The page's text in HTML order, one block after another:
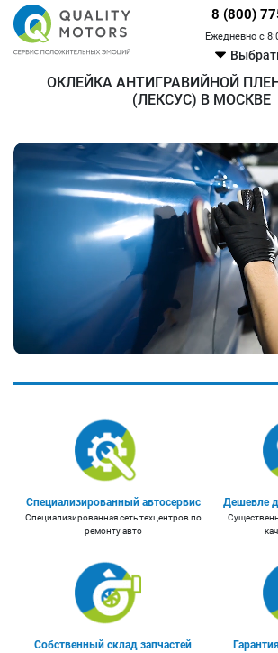
8 (800)
Ежедневно с
ОКЛЕЙКА АНТИГРАВИЙНОЙ
(ЛЕКСУС) В МОСКВЕ
Специализированный автосервис
Специализированная сеть техцентров по
ремонту авто
Дешевле
Собственный склад запчастей